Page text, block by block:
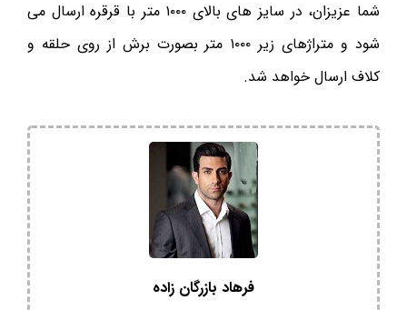
شما عزیزان، در سایز های بالای ۱۰۰۰ متر با قرقره ارسال می
شود و متراژهای زیر ۱۰۰۰ متر بصورت برش از روی حلقه و
کلاف ارسال خواهد شد.
فرهاد بازرگان زاده